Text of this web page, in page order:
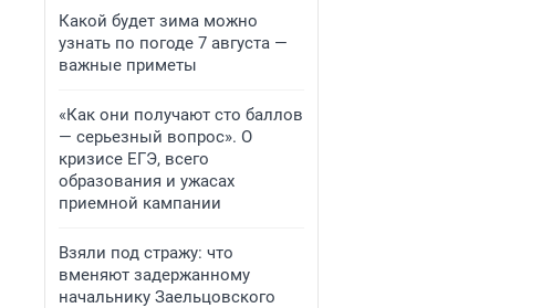
Какой будет зима можно
узнать по погоде 7 августа —
важные приметы
«Как они получают сто баллов
— серьезный вопрос». О
кризисе ЕГЭ, всего
образования и ужасах
приемной кампании
Взяли под стражу: что
вменяют задержанному
начальнику Заельцовского